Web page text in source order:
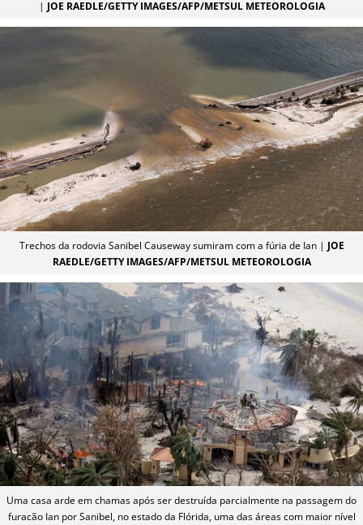
| JOE RAEDLE/GETTY IMAGES/AFP/METSUL METEOROLOGIA
Trechos da rodovia Sanibel Causeway sumiram com a fúria de Ian | JOE
RAEDLE/GETTY IMAGES/AFP/METSUL METEOROLOGIA
Uma casa arde em chamas após ser destruída parcialmente na passagem do
furacão Ian por Sanibel, no estado da Flórida, uma das áreas com maior nível